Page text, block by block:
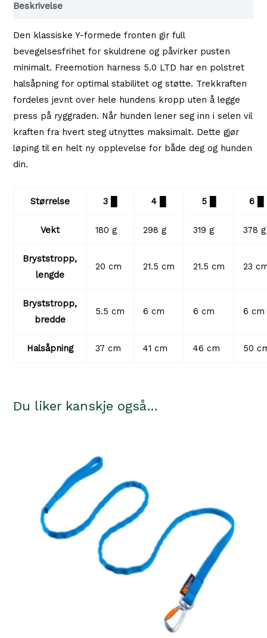
Beskrivelse
Den klassiske Y-formede fronten gir full
bevegelsesfrihet for skuldrene og påvirker pusten
minimalt. Freemotion harness 5.0 LTD har en polstret
halsåpning for optimal stabilitet og støtte. Trekkraften
fordeles jevnt over hele hundens kropp uten å legge
press på ryggraden. Når hunden lener seg inn i selen vil
kraften fra hvert steg utnyttes maksimalt. Dette gjør
løping til en helt ny opplevelse for både deg og hunden
din.
Størrelse 3 █ 4 █ 5 █ 6 █
Vekt 180 g 298 g 319 g 378 g
Bryststropp,
lengde
20 cm 21.5 cm 21.5 cm 23
Bryststropp,
bredde
5.5 cm 6 cm 6 cm 6 cm
Halsåpning 37 cm 41 cm 46 cm 50
Du liker kanskje også…